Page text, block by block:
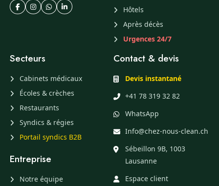
Hôtels
Après décès
Urgences 24/7
Secteurs
Cabinets médicaux
Écoles & crèches
Restaurants
Syndics & régies
Portail syndics B2B
Entreprise
Notre équipe
Contact & devis
Devis instantané
+41 78 319 32 82
WhatsApp
Info@chez-nous-clean.ch
Sébeillon 9B, 1003
Lausanne
Espace client